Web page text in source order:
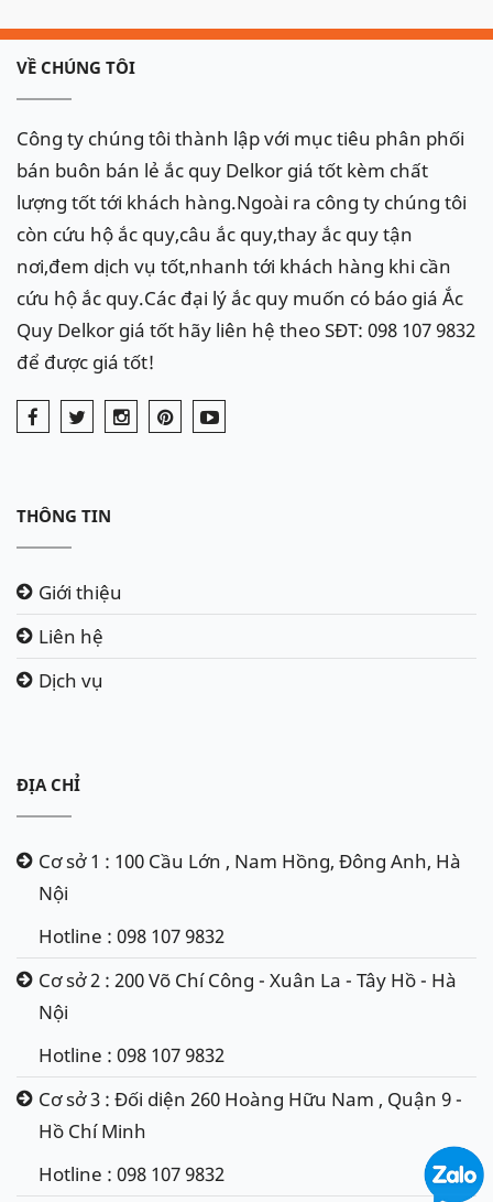
VỀ CHÚNG TÔI
Công ty chúng tôi thành lập với mục tiêu phân phối
bán buôn bán lẻ ắc quy Delkor giá tốt kèm chất
lượng tốt tới khách hàng.Ngoài ra công ty chúng tôi
còn cứu hộ ắc quy,câu ắc quy,thay ắc quy tận
nơi,đem dịch vụ tốt,nhanh tới khách hàng khi cần
cứu hộ ắc quy.Các đại lý ắc quy muốn có báo giá Ắc
Quy Delkor giá tốt hãy liên hệ theo SĐT: 098 107 9832
để được giá tốt!
THÔNG TIN
Giới thiệu
Liên hệ
Dịch vụ
ĐỊA CHỈ
Cơ sở 1 : 100 Cầu Lớn , Nam Hồng, Đông Anh, Hà
Nội
Hotline : 098 107 9832
Cơ sở 2 : 200 Võ Chí Công - Xuân La - Tây Hồ - Hà
Nội
Hotline : 098 107 9832
Cơ sở 3 : Đối diện 260 Hoàng Hữu Nam , Quận 9 -
Hồ Chí Minh
Hotline : 098 107 9832